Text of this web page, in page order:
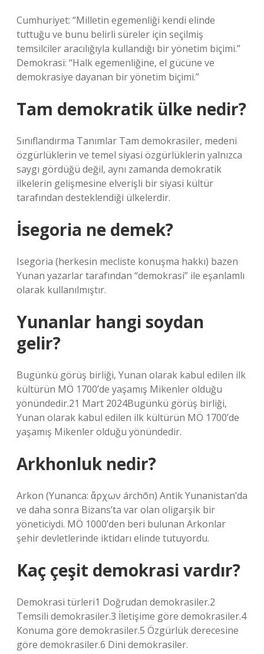
Cumhuriyet: “Milletin egemenliği kendi elinde
tuttuğu ve bunu belirli süreler için seçilmiş
temsilciler aracılığıyla kullandığı bir yönetim biçimi.”
Demokrasi: “Halk egemenliğine, el gücüne ve
demokrasiye dayanan bir yönetim biçimi.”
Tam demokratik ülke nedir?
Sınıflandırma Tanımlar Tam demokrasiler, medeni
özgürlüklerin ve temel siyasi özgürlüklerin yalnızca
saygı gördüğü değil, aynı zamanda demokratik
ilkelerin gelişmesine elverişli bir siyasi kültür
tarafından desteklendiği ülkelerdir.
İsegoria ne demek?
Isegoria (herkesin mecliste konuşma hakkı) bazen
Yunan yazarlar tarafından “demokrasi” ile eşanlamlı
olarak kullanılmıştır.
Yunanlar hangi soydan
gelir?
Bugünkü görüş birliği, Yunan olarak kabul edilen ilk
kültürün MÖ 1700’de yaşamış Mikenler olduğu
yönündedir.21 Mart 2024Bugünkü görüş birliği,
Yunan olarak kabul edilen ilk kültürün MÖ 1700’de
yaşamış Mikenler olduğu yönündedir.
Arkhonluk nedir?
Arkon (Yunanca: ἄρχων árchōn) Antik Yunanistan’da
ve daha sonra Bizans’ta var olan oligarşik bir
yöneticiydi. MÖ 1000’den beri bulunan Arkonlar
şehir devletlerinde iktidarı elinde tutuyordu.
Kaç çeşit demokrasi vardır?
Demokrasi türleri1 Doğrudan demokrasiler.2
Temsili demokrasiler.3 İletişime göre demokrasiler.4
Konuma göre demokrasiler.5 Özgürlük derecesine
göre demokrasiler.6 Dini demokrasiler.